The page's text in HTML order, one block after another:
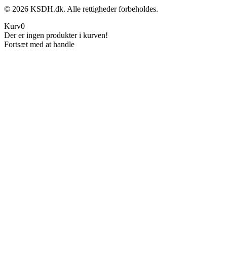
© 2026 KSDH.dk. Alle rettigheder forbeholdes.
Kurv0
Der er ingen produkter i kurven!
Fortsæt med at handle